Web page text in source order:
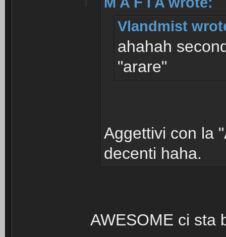
Vlandmist
ahahah
"arare"
Aggettivi con la
decenti haha.
AWESOME ci sta